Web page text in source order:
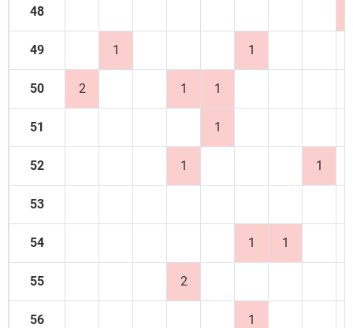
48
49 1 1
50 2 1 1
51 1
52 1 1
53
54 1 1
55 2
56 1